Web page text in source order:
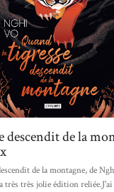
descendit de la
de la montagne, de
très très jolie édition